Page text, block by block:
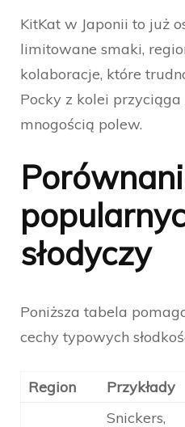
KitKat w Japonii to już
limitowane smaki,
kolaboracje, które
Pocky z kolei
mnogością polew.
słodyczy
Poniższa tabela
cechy typowych
Region Przykłady
Snickers,